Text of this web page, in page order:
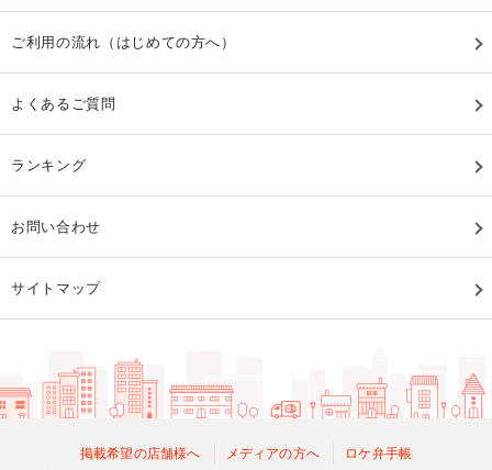
ご利用の流れ（はじめての方へ）
よくあるご質問
ランキング
お問い合わせ
サイトマップ
掲載希望の店舗様へ メディアの方へ ロケ弁手帳